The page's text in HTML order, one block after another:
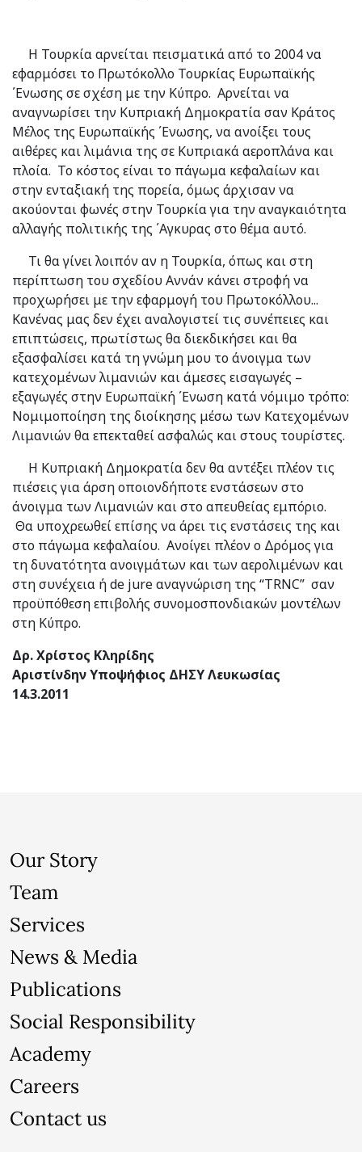
Η Τουρκία αρνείται πεισματικά από το 2004 να
εφαρμόσει το Πρωτόκολλο Τουρκίας Ευρωπαϊκής
΄Ενωσης σε σχέση με την Κύπρο. Αρνείται να
αναγνωρίσει την Κυπριακή Δημοκρατία σαν Κράτος
Μέλος της Ευρωπαϊκής ΄Ενωσης, να ανοίξει τους
αιθέρες και λιμάνια της σε Κυπριακά αεροπλάνα και
πλοία. Το κόστος είναι το πάγωμα κεφαλαίων και
στην ενταξιακή της πορεία, όμως άρχισαν να
ακούονται φωνές στην Τουρκία για την αναγκαιότητα
αλλαγής πολιτικής της ΄Αγκυρας στο θέμα αυτό.
Τι θα γίνει λοιπόν αν η Τουρκία, όπως και στη
περίπτωση του σχεδίου Αννάν κάνει στροφή να
προχωρήσει με την εφαρμογή του Πρωτοκόλλου...
Κανένας μας δεν έχει αναλογιστεί τις συνέπειες και
επιπτώσεις, πρωτίστως θα διεκδικήσει και θα
εξασφαλίσει κατά τη γνώμη μου το άνοιγμα των
κατεχομένων λιμανιών και άμεσες εισαγωγές –
εξαγωγές στην Ευρωπαϊκή ΄Ενωση κατά νόμιμο τρόπο:
Νομιμοποίηση της διοίκησης μέσω των Κατεχομένων
Λιμανιών θα επεκταθεί ασφαλώς και στους τουρίστες.
Η Κυπριακή Δημοκρατία δεν θα αντέξει πλέον τις
πιέσεις για άρση οποιονδήποτε ενστάσεων στο
άνοιγμα των Λιμανιών και στο απευθείας εμπόριο.
Θα υποχρεωθεί επίσης να άρει τις ενστάσεις της και
στο πάγωμα κεφαλαίου. Ανοίγει πλέον ο Δρόμος για
τη δυνατότητα ανοιγμάτων και των αερολιμένων και
στη συνέχεια ή de jure αναγνώριση της “TRNC” σαν
προϋπόθεση επιβολής συνομοσπονδιακών μοντέλων
στη Κύπρο.
Δρ. Χρίστος Κληρίδης
Αριστίνδην Υποψήφιος ΔΗΣΥ Λευκωσίας
14.3.2011
Our Story
Team
Services
News & Media
Publications
Social Responsibility
Academy
Careers
Contact us